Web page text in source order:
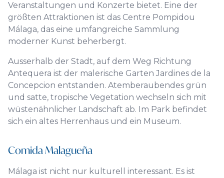
Veranstaltungen und Konzerte bietet. Eine der
größten Attraktionen ist das Centre Pompidou
Málaga, das eine umfangreiche Sammlung
moderner Kunst beherbergt.
Ausserhalb der Stadt, auf dem Weg Richtung
Antequera ist der malerische Garten Jardines de la
Concepcion entstanden. Atemberaubendes grün
und satte, tropische Vegetation wechseln sich mit
wüstenähnlicher Landschaft ab. Im Park befindet
sich ein altes Herrenhaus und ein Museum.
Comida Malagueña
Málaga ist nicht nur kulturell interessant. Es ist